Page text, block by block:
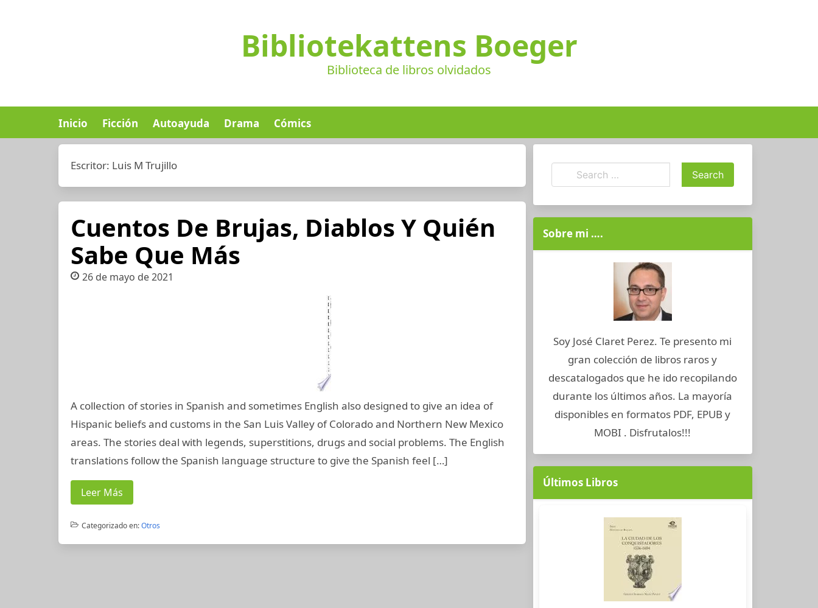
Bibliotekattens Boeger
Biblioteca de libros olvidados
Inicio Ficción Autoayuda Drama Cómics
Escritor: Luis M Trujillo
Cuentos De Brujas, Diablos Y Quién
Sabe Que Más
26 de mayo de 2021
A collection of stories in Spanish and sometimes English also designed to give an idea of
Hispanic beliefs and customs in the San Luis Valley of Colorado and Northern New Mexico
areas. The stories deal with legends, superstitions, drugs and social problems. The English
translations follow the Spanish language structure to give the Spanish feel […]
Leer Más
Categorizado en:Otros
Sobre mi ….
Soy José Claret Perez. Te presento mi
gran colección de libros raros y
descatalogados que he ido recopilando
durante los últimos años. La mayoría
disponibles en formatos PDF, EPUB y
MOBI . Disfrutalos!!!
Últimos Libros